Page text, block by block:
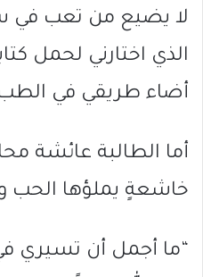
لا يضيع من تعب في
الذي اختارني لحمل
أضاء طريقي في الطب
أما الطالبة عائشة
خاشعةٍ يملؤها الحب
“ما أجمل أن تسيري